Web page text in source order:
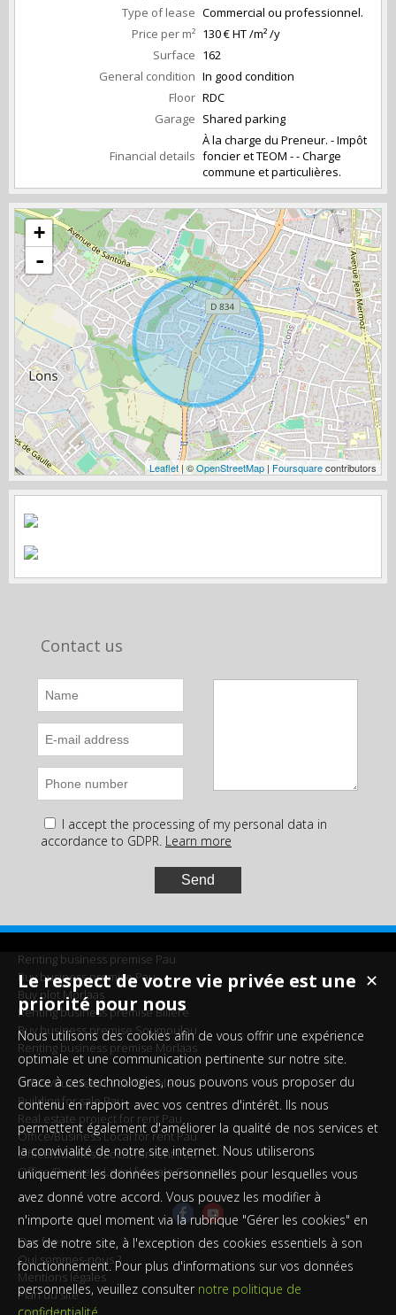
Type of lease Commercial ou professionnel.
Price per m² 130 € HT /m² /y
Surface 162
General condition In good condition
Floor RDC
Garage Shared parking
Financial details
À la charge du Preneur. - Impôt
foncier et TEOM - - Charge
commune et particulières.
+
-
Leaflet| ©OpenStreetMap| Foursquarecontributors
Contact us
I accept the processing of my personal data in
accordance to GDPR. Learn more
Renting business premise Pau
Buy business premise Pau
Buy plot Morlaas
Renting business premise Billère
Buy business premise Soumoulou
Renting business premise Morlaas
Office/Business Local for sale Pau
Building for sale Pau
Real estate project for rent Pau
Office/Business Local for rent Pau
Office/Business Local for rent Pau
Office/Business Local for sale Sauvagnon
Our fees
Qui sommes-nous ?
Mentions légales
Plan du site
✕
Le respect de votre vie privée est une
priorité pour nous
Nous utilisons des cookies afin de vous offrir une expérience
optimale et une communication pertinente sur notre site.
Grace à ces technologies, nous pouvons vous proposer du
contenu en rapport avec vos centres d'intérêt. Ils nous
permettent également d'améliorer la qualité de nos services et
la convivialité de notre site internet. Nous utiliserons
uniquement les données personnelles pour lesquelles vous
avez donné votre accord. Vous pouvez les modifier à
n'importe quel moment via la rubrique "Gérer les cookies" en
bas de notre site, à l'exception des cookies essentiels à son
fonctionnement. Pour plus d'informations sur vos données
personnelles, veuillez consulter notre politique de